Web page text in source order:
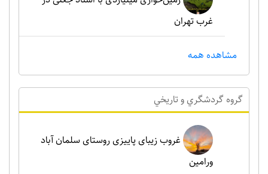
غرب تهران
مشاهده همه
گروه گردشگري و تاريخي
غروب زیبای پاییزی روستای سلمان آباد
ورامین